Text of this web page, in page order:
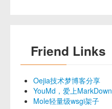
Friend Links
Oejia技术梦博客分享
YouMd，爱上MarkDown
Mole轻量级wsgi架子